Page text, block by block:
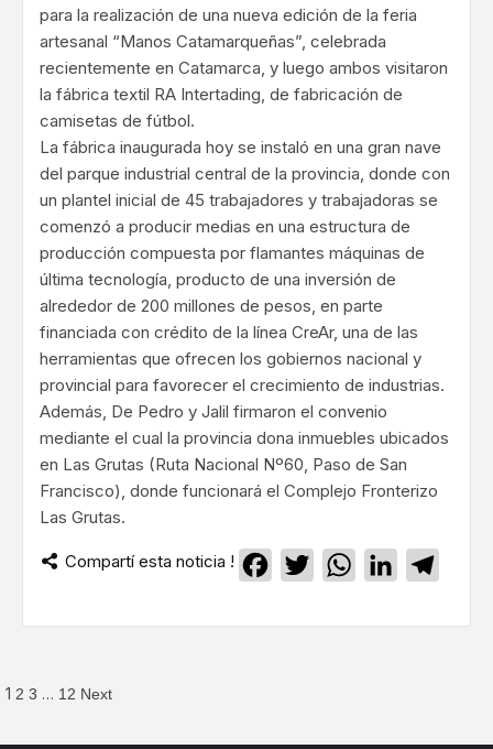
para la realización de una nueva edición de la feria
artesanal “Manos Catamarqueñas”, celebrada
recientemente en Catamarca, y luego ambos visitaron
la fábrica textil RA Intertading, de fabricación de
camisetas de fútbol.
La fábrica inaugurada hoy se instaló en una gran nave
del parque industrial central de la provincia, donde con
un plantel inicial de 45 trabajadores y trabajadoras se
comenzó a producir medias en una estructura de
producción compuesta por flamantes máquinas de
última tecnología, producto de una inversión de
alrededor de 200 millones de pesos, en parte
financiada con crédito de la línea CreAr, una de las
herramientas que ofrecen los gobiernos nacional y
provincial para favorecer el crecimiento de industrias.
Además, De Pedro y Jalil firmaron el convenio
mediante el cual la provincia dona inmuebles ubicados
en Las Grutas (Ruta Nacional Nº60, Paso de San
Francisco), donde funcionará el Complejo Fronterizo
Las Grutas.
Compartí esta noticia ! Facebook
TwitterWhatsApp
LinkedIn
1 2 3 … 12 Next